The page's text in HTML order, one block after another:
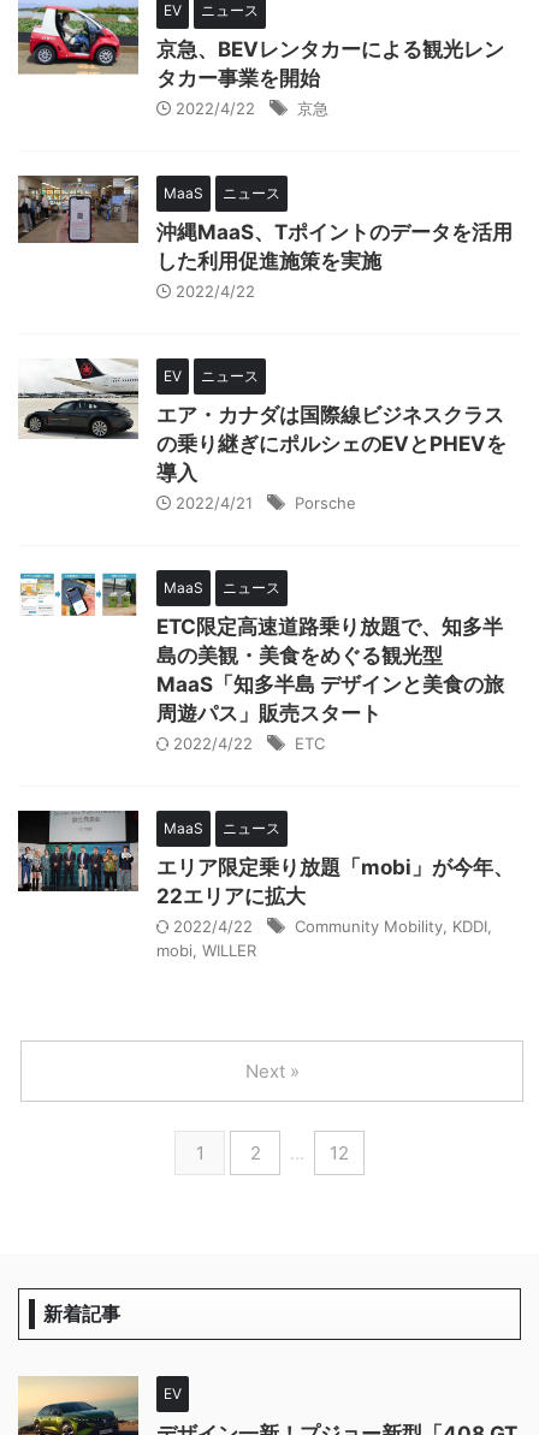
EV ニュース
京急、BEVレンタカーによる観光レン
タカー事業を開始
2022/4/22 京急
MaaS ニュース
沖縄MaaS、Tポイントのデータを活用
した利用促進施策を実施
2022/4/22
EV ニュース
エア・カナダは国際線ビジネスクラス
の乗り継ぎにポルシェのEVとPHEVを
導入
2022/4/21 Porsche
MaaS ニュース
ETC限定高速道路乗り放題で、知多半
島の美観・美食をめぐる観光型
MaaS「知多半島 デザインと美食の旅
周遊パス」販売スタート
2022/4/22 ETC
MaaS ニュース
エリア限定乗り放題「mobi」が今年、
22エリアに拡大
2022/4/22 Community Mobility KDDI
mobi WILLER
1 2 … 12
Next »
新着記事
EV